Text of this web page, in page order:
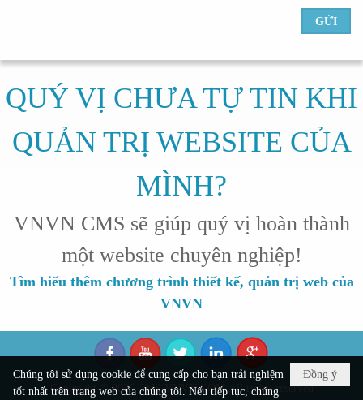
QUÝ VỊ CHƯA TỰ TIN KHI
QUẢN TRỊ WEBSITE CỦA
MÌNH?
VNVN CMS sẽ giúp quý vị hoàn thành
một website chuyên nghiệp!
Tìm hiểu thêm chương trình thiết kế, quản trị web của
VNVN
Copyright © 2026 CMS.VNVN.COMAll rights reserved
Đồng ý
Chúng tôi sử dụng cookie để cung cấp cho bạn trải nghiệm
tốt nhất trên trang web của chúng tôi. Nếu tiếp tục, chúng